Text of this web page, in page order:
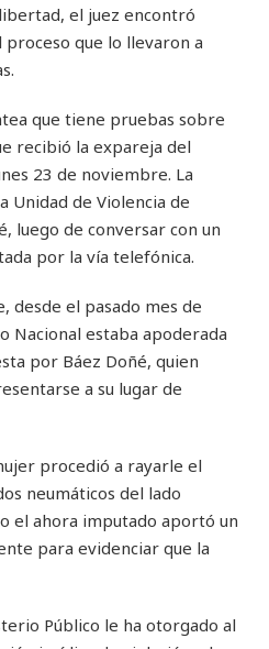
el juez encontró
que lo llevaron a
que tiene pruebas sobre
recibió la expareja del
23 de noviembre. La
Unidad de Violencia de
luego de conversar con un
por la vía telefónica.
desde el pasado mes de
Nacional estaba apoderada
por Báez Doñé, quien
a su lugar de
procedió a rayarle el
neumáticos del lado
el ahora imputado aportó un
para evidenciar que la
Público le ha otorgado al